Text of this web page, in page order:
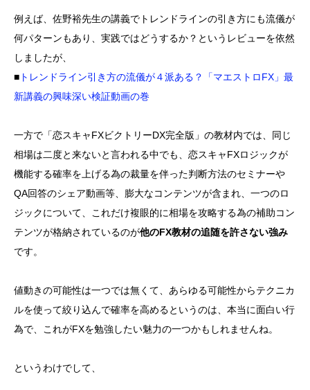
例えば、佐野裕先生の講義でトレンドラインの引き方にも流儀が
何パターンもあり、実践ではどうするか？というレビューを依然
しましたが、
■ トレンドライン引き方の流儀が４派ある？「マエストロFX」最
新講義の興味深い検証動画の巻
一方で「恋スキャFXビクトリーDX完全版」の教材内では、同じ
相場は二度と来ないと言われる中でも、恋スキャFXロジックが
機能する確率を上げる為の裁量を伴った判断方法のセミナーや
QA回答のシェア動画等、膨大なコンテンツが含まれ、一つのロ
ジックについて、これだけ複眼的に相場を攻略する為の補助コン
テンツが格納されているのが他のFX教材の追随を許さない強み
です。
値動きの可能性は一つでは無くて、あらゆる可能性からテクニカ
ルを使って絞り込んで確率を高めるというのは、本当に面白い行
為で、これがFXを勉強したい魅力の一つかもしれませんね。
というわけでして、